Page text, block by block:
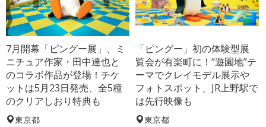
7月開幕「ピングー展」、ミ
ニチュア作家・田中達也と
のコラボ作品が登場！チケ
ットは5月23日発売、全5種
のクリアしおり特典も
東京都
「ピングー」初の体験型展
覧会が有楽町に！“遊園地”テ
ーマでクレイモデル展示や
フォトスポット、JR上野駅で
は先行映像も
東京都